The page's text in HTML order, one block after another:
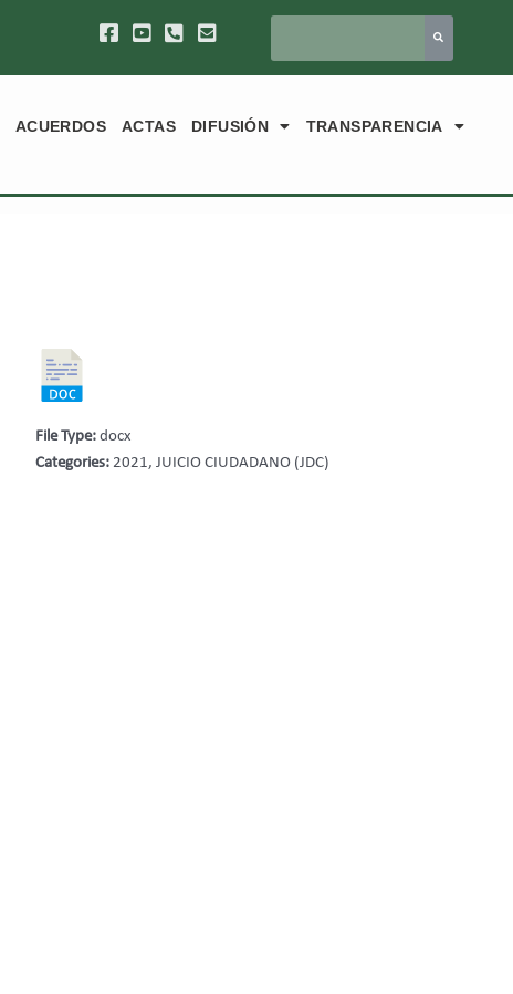
ACUERDOS ACTAS DIFUSIÓN TRANSPARENCIA
File Type:docx
Categories:2021, JUICIO CIUDADANO (JDC)